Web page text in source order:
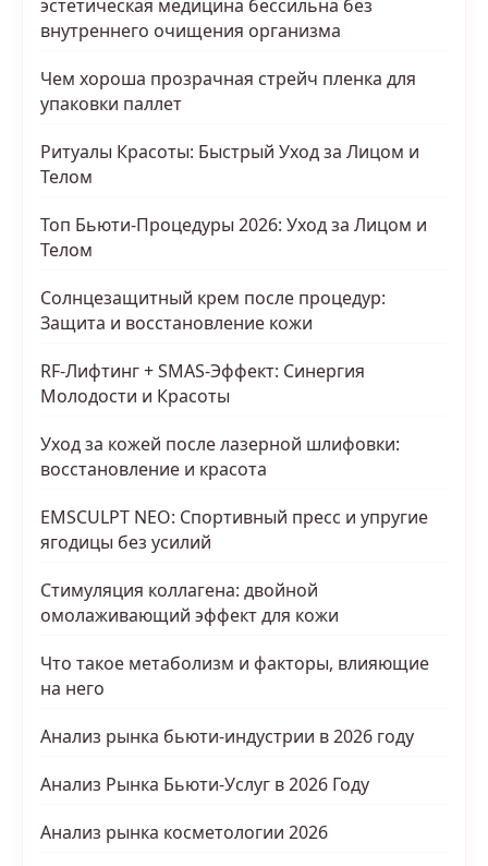
эстетическая медицина бессильна без
внутреннего очищения организма
Чем хороша прозрачная стрейч пленка для
упаковки паллет
Ритуалы Красоты: Быстрый Уход за Лицом и
Телом
Топ Бьюти-Процедуры 2026: Уход за Лицом и
Телом
Солнцезащитный крем после процедур:
Защита и восстановление кожи
RF-Лифтинг + SMAS-Эффект: Синергия
Молодости и Красоты
Уход за кожей после лазерной шлифовки:
восстановление и красота
EMSCULPT NEO: Спортивный пресс и упругие
ягодицы без усилий
Стимуляция коллагена: двойной
омолаживающий эффект для кожи
Что такое метаболизм и факторы, влияющие
на него
Анализ рынка бьюти-индустрии в 2026 году
Анализ Рынка Бьюти-Услуг в 2026 Году
Анализ рынка косметологии 2026